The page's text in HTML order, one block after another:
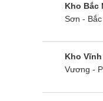
Kho Bắc
Sơn -
Kho
Vương -